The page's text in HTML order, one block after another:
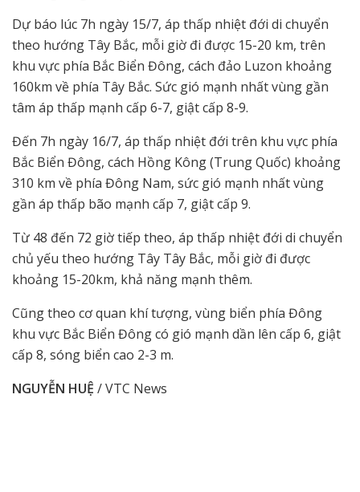
Dự báo lúc 7h ngày 15/7, áp thấp nhiệt đới di chuyển
theo hướng Tây Bắc, mỗi giờ đi được 15-20 km, trên
khu vực phía Bắc Biển Đông, cách đảo Luzon khoảng
160km về phía Tây Bắc. Sức gió mạnh nhất vùng gần
tâm áp thấp mạnh cấp 6-7, giật cấp 8-9.
Đến 7h ngày 16/7, áp thấp nhiệt đới trên khu vực phía
Bắc Biển Đông, cách Hồng Kông (Trung Quốc) khoảng
310 km về phía Đông Nam, sức gió mạnh nhất vùng
gần áp thấp bão mạnh cấp 7, giật cấp 9.
Từ 48 đến 72 giờ tiếp theo, áp thấp nhiệt đới di chuyển
chủ yếu theo hướng Tây Tây Bắc, mỗi giờ đi được
khoảng 15-20km, khả năng mạnh thêm.
Cũng theo cơ quan khí tượng, vùng biển phía Đông
khu vực Bắc Biển Đông có gió mạnh dần lên cấp 6, giật
cấp 8, sóng biển cao 2-3 m.
NGUYỄN HUỆ / VTC News